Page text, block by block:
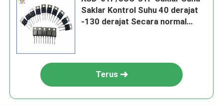
Saklar Kontrol Suhu 40 derajat
-130 derajat Secara normal
Terus